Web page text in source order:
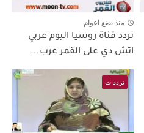
منذ بضع اعوام
تردد قناة روسيا اليوم عربي
اتش دي على القمر عرب...
ترددات